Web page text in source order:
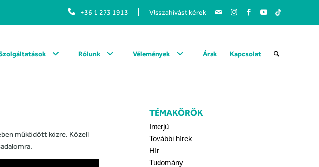
+36 1 273 1913 Visszahívást kérek
Rólunk Vélemények Árak Kapcsolat
működött közre. Közeli
TÉMAKÖRÖK
Interjú
További hírek
Hír
Tudomány